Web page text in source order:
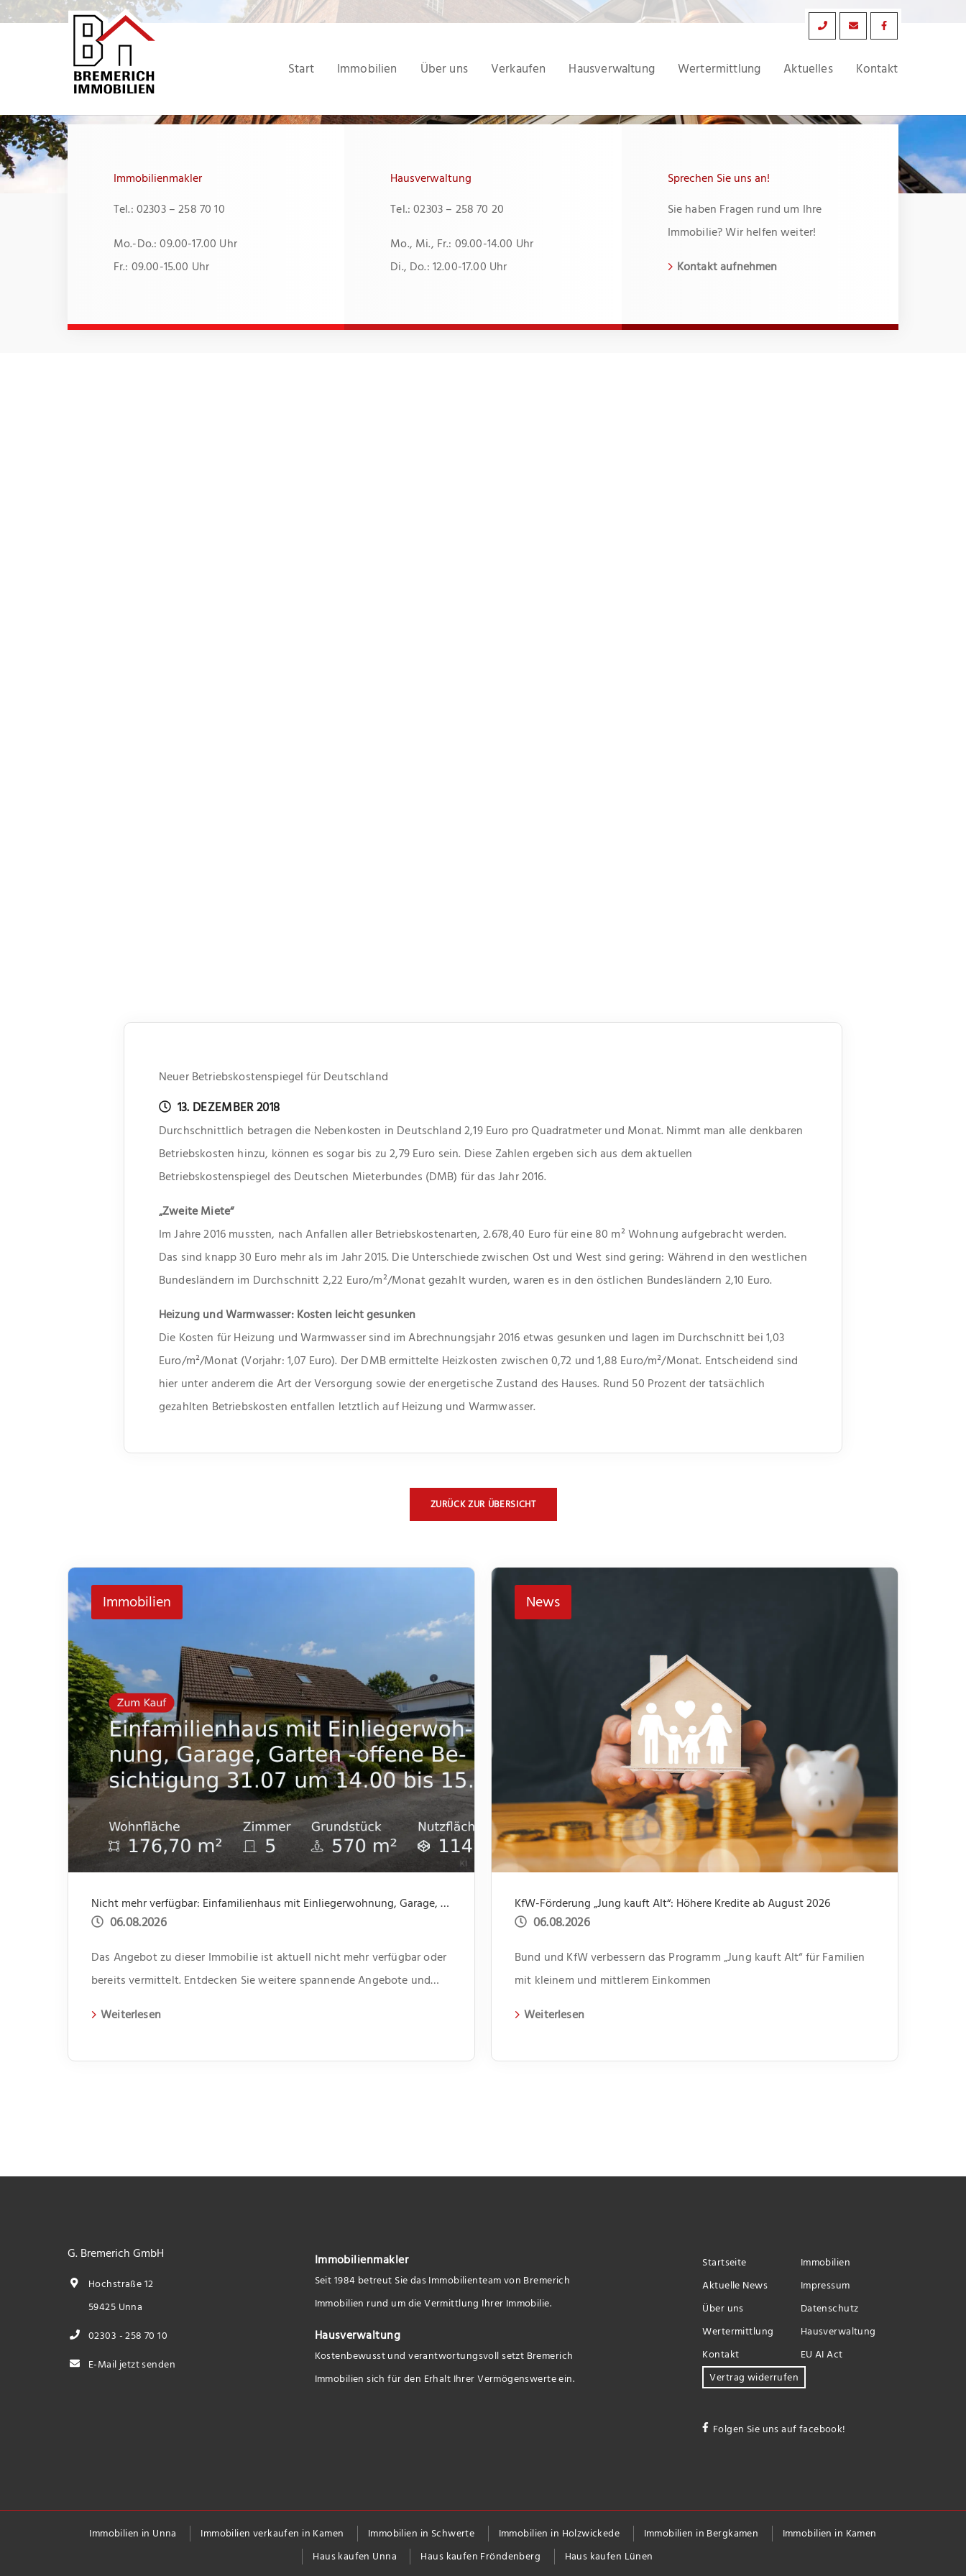
Zum
Start Immobilien Über uns Verkaufen Hausverwaltung Wertermittlung Aktuelles Kontakt
Immobilienmakler
Tel.: 02303 – 258 70 10
Mo.-Do.: 09.00-17.00 Uhr
Fr.: 09.00-15.00 Uhr
Hausverwaltung
Tel.: 02303 – 258 70 20
Mo., Mi., Fr.: 09.00-14.00 Uhr
Di., Do.: 12.00-17.00 Uhr
Sprechen Sie uns an!
Sie haben Fragen rund um Ihre
Immobilie? Wir helfen weiter!
Kontakt aufnehmen
Neuer Betriebskostenspiegel für Deutschland
13. DEZEMBER 2018
Durchschnittlich betragen die Nebenkosten in Deutschland 2,19 Euro pro Quadratmeter und Monat. Nimmt man alle denkbaren
Betriebskosten hinzu, können es sogar bis zu 2,79 Euro sein. Diese Zahlen ergeben sich aus dem aktuellen
Betriebskostenspiegel des Deutschen Mieterbundes (DMB) für das Jahr 2016.
„Zweite Miete“
Im Jahre 2016 mussten, nach Anfallen aller Betriebskostenarten, 2.678,40 Euro für eine 80 m² Wohnung aufgebracht werden.
Das sind knapp 30 Euro mehr als im Jahr 2015. Die Unterschiede zwischen Ost und West sind gering: Während in den westlichen
Bundesländern im Durchschnitt 2,22 Euro/m²/Monat gezahlt wurden, waren es in den östlichen Bundesländern 2,10 Euro.
Heizung und Warmwasser: Kosten leicht gesunken
Die Kosten für Heizung und Warmwasser sind im Abrechnungsjahr 2016 etwas gesunken und lagen im Durchschnitt bei 1,03
Euro/m²/Monat (Vorjahr: 1,07 Euro). Der DMB ermittelte Heizkosten zwischen 0,72 und 1,88 Euro/m²/Monat. Entscheidend sind
hier unter anderem die Art der Versorgung sowie der energetische Zustand des Hauses. Rund 50 Prozent der tatsächlich
gezahlten Betriebskosten entfallen letztlich auf Heizung und Warmwasser.
ZURÜCK ZUR ÜBERSICHT
Immobilien
Nicht mehr verfügbar: Einfamilienhaus mit Einliegerwohnung, Garage, Garten -offene Besichtigung 31.07 um 14.00 bis 15.30
06.08.2026
Das Angebot zu dieser Immobilie ist aktuell nicht mehr verfügbar oder
bereits vermittelt. Entdecken Sie weitere spannende Angebote und
Weiterlesen
News
KfW-Förderung „Jung kauft Alt“: Höhere Kredite ab August 2026
06.08.2026
Bund und KfW verbessern das Programm „Jung kauft Alt“ für Familien
mit kleinem und mittlerem Einkommen
Weiterlesen
G. Bremerich GmbH
Hochstraße 12
59425 Unna
02303 - 258 70 10
E-Mail jetzt senden
Immobilienmakler
Seit 1984 betreut Sie das Immobilienteam von Bremerich
Immobilien rund um die Vermittlung Ihrer Immobilie.
Hausverwaltung
Kostenbewusst und verantwortungsvoll setzt Bremerich
Immobilien sich für den Erhalt Ihrer Vermögenswerte ein.
Startseite
Immobilien
Aktuelle News
Impressum
Über uns
Datenschutz
Wertermittlung
Hausverwaltung
Kontakt
EU AI Act
Vertrag widerrufen
Folgen Sie uns auf facebook!
Immobilien in Unna Immobilien verkaufen in Kamen Immobilien in Schwerte Immobilien in Holzwickede Immobilien in Bergkamen
Immobilien in Kamen
Haus kaufen Unna
Haus kaufen Fröndenberg Haus kaufen Lünen